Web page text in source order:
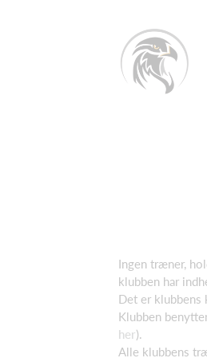
Ingen træner,
klubben har
Det er klubbens
Klubben
her).
Alle klubbens